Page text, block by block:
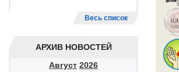
Весь список
АРХИВ НОВОСТЕЙ
Август 2026